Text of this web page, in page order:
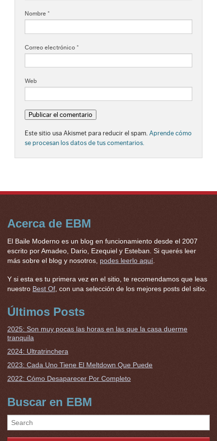
Nombre *
Correo electrónico *
Web
Este sitio usa Akismet para reducir el spam. Aprende cómo
se procesan los datos de tus comentarios.
Acerca de EBM
El Baile Moderno es un blog en funcionamiento desde el 2007
escrito por Amadeo, Dario, Ezequiel y Esteban. Si querés leer
más sobre el blog y nosotros, podes leerlo aquí.
Y si esta es tu primera vez en el sitio, te recomendamos que leas
nuestro Best Of, con una selección de los mejores posts del sitio.
Últimos Posts
2025: Son muy pocas las horas en las que la casa duerme
tranquila
2024: Ultratrinchera
2023: Cada Uno Tiene El Meltdown Que Puede
2022: Cómo Desaparecer Por Completo
Buscar en EBM